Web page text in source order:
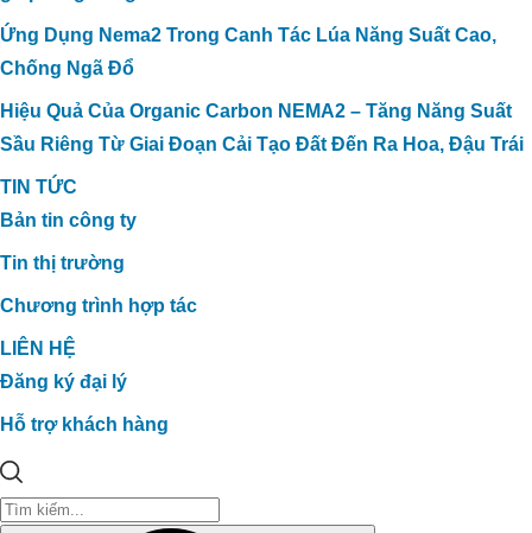
Ứng Dụng Nema2 Trong Canh Tác Lúa Năng Suất Cao,
Chống Ngã Đổ
Hiệu Quả Của Organic Carbon NEMA2 – Tăng Năng Suất
Sầu Riêng Từ Giai Đoạn Cải Tạo Đất Đến Ra Hoa, Đậu Trái
TIN TỨC
Bản tin công ty
Tin thị trường
Chương trình hợp tác
LIÊN HỆ
Đăng ký đại lý
Hỗ trợ khách hàng